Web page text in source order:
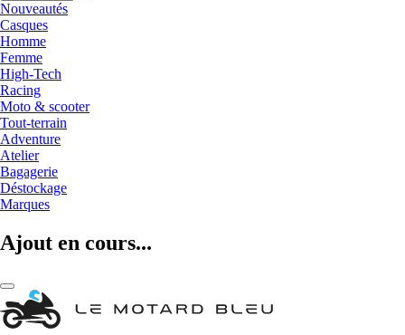
Nouveautés
Casques
Homme
Femme
High-Tech
Racing
Moto & scooter
Tout-terrain
Adventure
Atelier
Bagagerie
Déstockage
Marques
Ajout en cours...